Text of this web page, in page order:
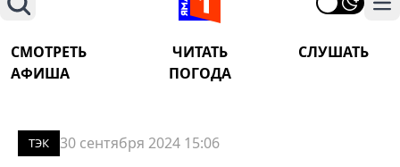
Поиск
СМОТРЕТЬ ЧИТАТЬ
СЛУШАТЬ
АФИША
ПОГОДА
ТЭК 30 сентября 2024 15:06